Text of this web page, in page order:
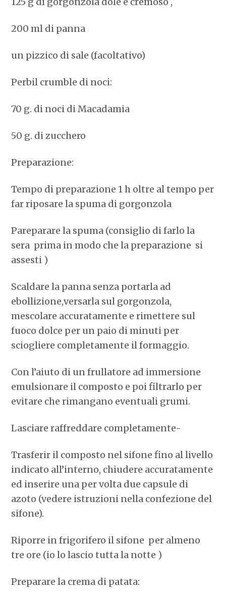
200 ml di panna
un pizzico di sale (facoltativo)
Perbil crumble di noci:
70 g. di noci di Macadamia
50 g. di zucchero
Preparazione:
Tempo di preparazione 1 h oltre al tempo per
far riposare la spuma di gorgonzola
Pareparare la spuma (consiglio di farlo la
sera prima in modo che la preparazione si
assesti )
Scaldare la panna senza portarla ad
ebollizione,versarla sul gorgonzola,
mescolare accuratamente e rimettere sul
fuoco dolce per un paio di minuti per
sciogliere completamente il formaggio.
Con l’aiuto di un frullatore ad immersione
emulsionare il composto e poi filtrarlo per
evitare che rimangano eventuali grumi.
Lasciare raffreddare completamente-
Trasferir il composto nel sifone fino al livello
indicato all’interno, chiudere accuratamente
ed inserire una per volta due capsule di
azoto (vedere istruzioni nella confezione del
sifone).
Riporre in frigorifero il sifone per almeno
tre ore (io lo lascio tutta la notte )
Preparare la crema di patata: